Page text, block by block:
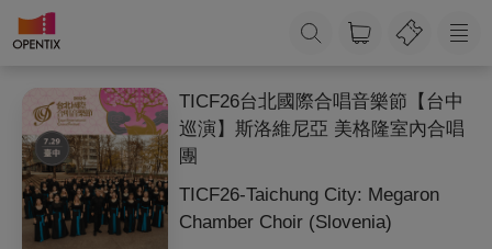
TICF26台北國際合唱音樂節【台中
巡演】斯洛維尼亞 美格隆室內合唱
團
TICF26-Taichung City: Megaron
Chamber Choir (Slovenia)